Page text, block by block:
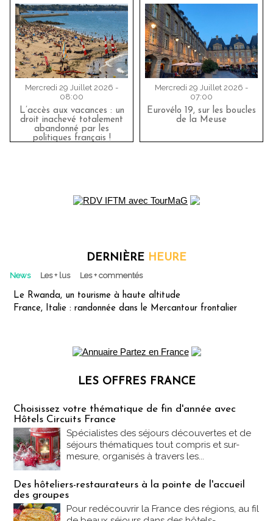
Mercredi 29 Juillet 2026 -
08:00
L’accès aux vacances : un
droit inachevé totalement
abandonné par les
politiques français !
Mercredi 29 Juillet 2026 -
07:00
Eurovélo 19, sur les boucles
de la Meuse
DERNIÈRE HEURE
News Les + lus Les + commentés
Le Rwanda, un tourisme à haute altitude
France, Italie : randonnée dans le Mercantour frontalier
LES OFFRES FRANCE
Choisissez votre thématique de fin d'année avec
Hôtels Circuits France
Spécialistes des séjours découvertes et de
séjours thématiques tout compris et sur-
mesure, organisés à travers les...
Des hôteliers-restaurateurs à la pointe de l'accueil
des groupes
Pour redécouvrir la France des régions, au fil